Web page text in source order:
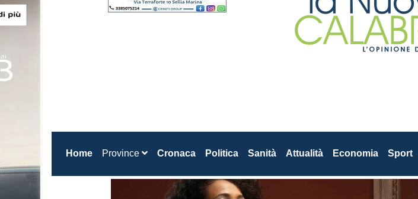
Home(current)
Province Cronaca Politica Sanità Attualità Economia Sport